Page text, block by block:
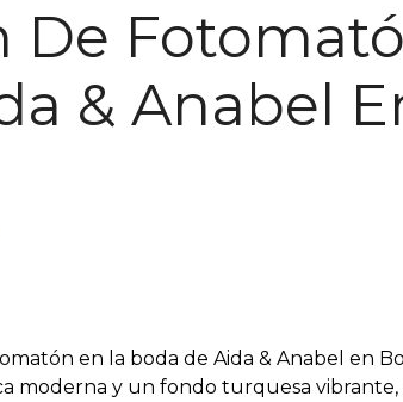
De
& Anabel
en la boda de Aida & Anabel en
moderna y un fondo turquesa